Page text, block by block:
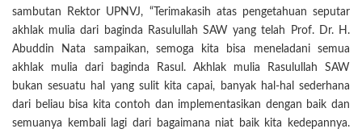
sambutan Rektor UPNVJ, “Terimakasih atas pengetahuan seputar
akhlak mulia dari baginda Rasulullah SAW yang telah Prof. Dr. H.
Abuddin Nata sampaikan, semoga kita bisa meneladani semua
akhlak mulia dari baginda Rasul. Akhlak mulia Rasulullah SAW
bukan sesuatu hal yang sulit kita capai, banyak hal-hal sederhana
dari beliau bisa kita contoh dan implementasikan dengan baik dan
semuanya kembali lagi dari bagaimana niat baik kita kedepannya.